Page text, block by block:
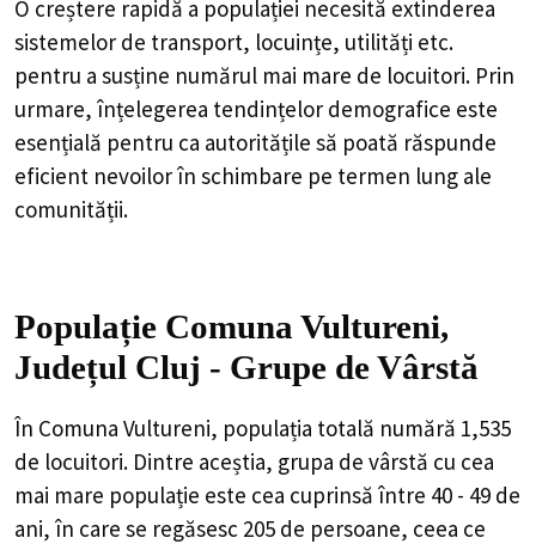
O creștere rapidă a populației necesită extinderea
sistemelor de transport, locuințe, utilități etc.
pentru a susține numărul mai mare de locuitori. Prin
urmare, înțelegerea tendințelor demografice este
esențială pentru ca autoritățile să poată răspunde
eficient nevoilor în schimbare pe termen lung ale
comunității.
Populație Comuna Vultureni,
Județul Cluj - Grupe de Vârstă
În Comuna Vultureni, populația totală numără 1,535
de locuitori. Dintre aceștia, grupa de vârstă cu cea
mai mare populație este cea cuprinsă între 40 - 49 de
ani, în care se regăsesc 205 de persoane, ceea ce